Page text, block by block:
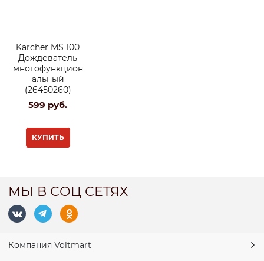
Karcher MS 100
Дождеватель
многофункцион
альный
(26450260)
599 руб.
КУПИТЬ
МЫ В СОЦ СЕТЯХ
Компания Voltmart